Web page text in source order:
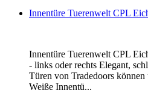
Innentüre Tuerenwelt CPL
Innentüre Tuerenwelt CPL
- links oder rechts Elegant,
Türen von Tradedoors
Weiße Innentü...